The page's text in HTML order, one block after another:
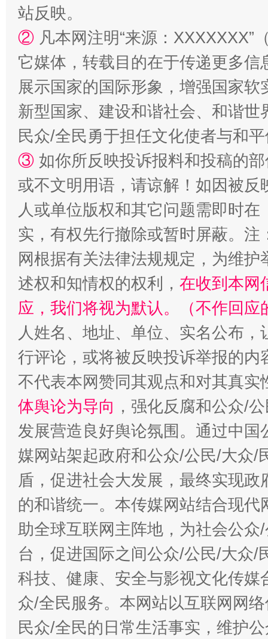
漫山遍野的桃花与雪山、麦地、白藏房 除
招工难、用工荒背后
站反映。
② 凡本网注明“来源：
它媒体，转载目的在于传递更多
展示国家的国际形象，增强国家
新型国家、建设和谐社会、和谐
民众/全民勇于担任文化使者与和
③ 如你所反映投诉报料和投稿的
或不文明用语，请谅解！如因被
人或单位版权和其它问题需即时在
实，有权先行撤除或暂时屏蔽。
网根据有关法律法规规定，为维
述权和知情权的权利， 在收到本网
应，我们将视为默认。（不作回应
人姓名、地址、单位、实名公布
行评论，或将被反映投诉举报的
不代表本网赞同其观点和对其真实
体舆论为导向 ，强化反腐和公众/
发展营造良好舆论氛围。通过中
媒网站架起政府和公众/公民/大众/
盾，促进社会大发展，最终实现
的和谐统一。本传媒网站结合现
助全球互联网主阵地，为社会公
台，促进国际之间公众/公民/大众/
科技、健康、安全与影视文化传
众/全民服务。本网站以互联网网
民众/全民的日常生活事实，维护